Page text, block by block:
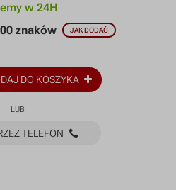
w 24H
znaków JAK DODAĆ
DO KOSZYKA
LUB
TELEFON